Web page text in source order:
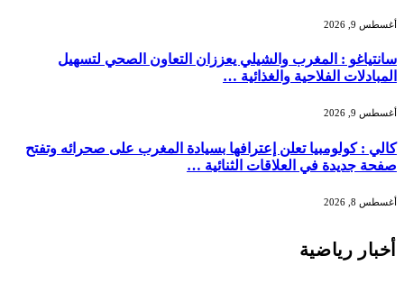
أغسطس 9, 2026
سانتياغو : المغرب والشيلي يعززان التعاون الصحي لتسهيل
المبادلات الفلاحية والغذائية …
أغسطس 9, 2026
كالي : كولومبيا تعلن إعترافها بسيادة المغرب على صحرائه وتفتح
صفحة جديدة في العلاقات الثنائية …
أغسطس 8, 2026
أخبار رياضية